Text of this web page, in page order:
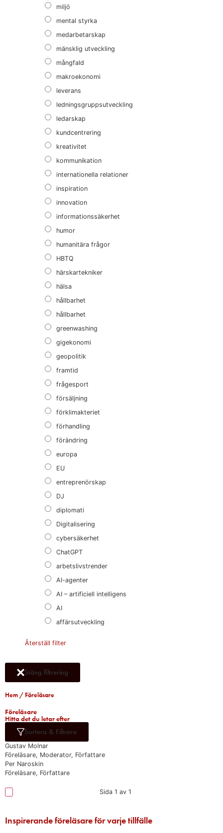
miljö
mental styrka
medarbetarskap
mänsklig utveckling
mångfald
makroekonomi
leverans
ledningsgruppsutveckling
ledarskap
kundcentrering
kreativitet
kommunikation
internationella relationer
inspiration
innovation
informationssäkerhet
humor
humanitära frågor
HBTQ
härskartekniker
hälsa
hållbarhet
hållbarhet
greenwashing
gigekonomi
geopolitik
framtid
frågesport
försäljning
förklimakteriet
förhandling
förändring
europa
EU
entreprenörskap
DJ
diplomati
Digitalisering
cybersäkerhet
ChatGPT
arbetslivstrender
AI-agenter
AI – artificiell intelligens
AI
affärsutveckling
Återställ filter
Stäng filtrering
Hem / Föreläsare
Föreläsare​
Hitta det du letar efter​
Sortera & Filtrera
Gustav Molnar
Föreläsare, Moderator, Författare
Per Naroskin
Föreläsare, Författare
Sida 1 av 1
Inspirerande föreläsare för varje tillfälle